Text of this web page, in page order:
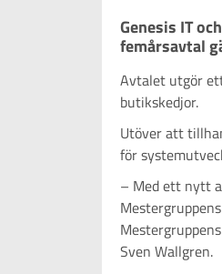
Genesis IT
femårsavtal
Avtalet utgör
butikskedjor.
Utöver att
för
– Med ett nytt
Sven Wallgren.